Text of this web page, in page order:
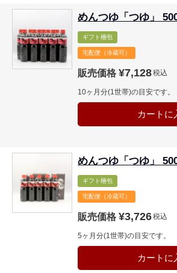
めんつゆ「つゆ」
ギフト梱包
宅配便（冷蔵可）
販売価格 ¥7,128税込
10ヶ月分(1世帯)の目安です。
カートに
めんつゆ「つゆ」
ギフト梱包
宅配便（冷蔵可）
販売価格 ¥3,726税込
5ヶ月分(1世帯)の目安です。
カートに